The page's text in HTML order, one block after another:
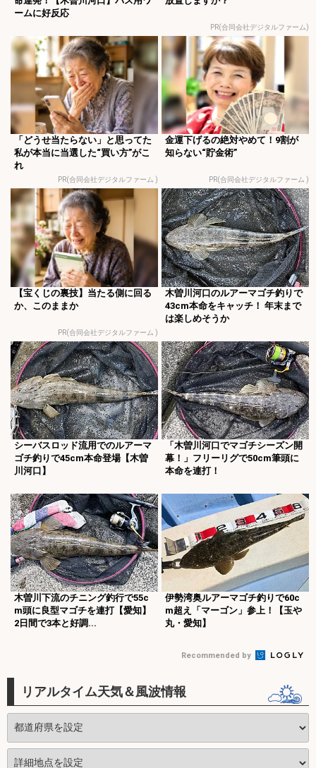
ームに好反応
PR(合同会社デジタルファーム)
「どうせ当たらない」と思ってた
私が本当に当選した“買い方”がこ
れ
PR(合同会社デジタルファーム )
金運下げるの絶対やめて！9割が
知らない“貯金術”
PR(合同会社デジタルファーム )
【宝くじの裏技】当たる側に回る
か、このままか
PR(合同会社デジタルファーム )
木曽川河口のルアーマゴチ釣りで
43cm本命をキャッチ！ 年末まで
は楽しめそうか
シーバスロッド流用でのルアーマ
ゴチ釣りで45cm本命登場【木曽
川河口】
「木曽川河口でマゴチシーズン開
幕！」フリーリグで50cm筆頭に
本命を連打！
木曽川下流のチニング釣行で55c
m頭に良型マゴチを連打【愛知】
2日間で3本と好調...
伊勢湾奥ルアーマゴチ釣りで60c
m超え「マーゴン」参上！【玉や
丸・愛知】
Recommended by
リアルタイム天気＆風波情報